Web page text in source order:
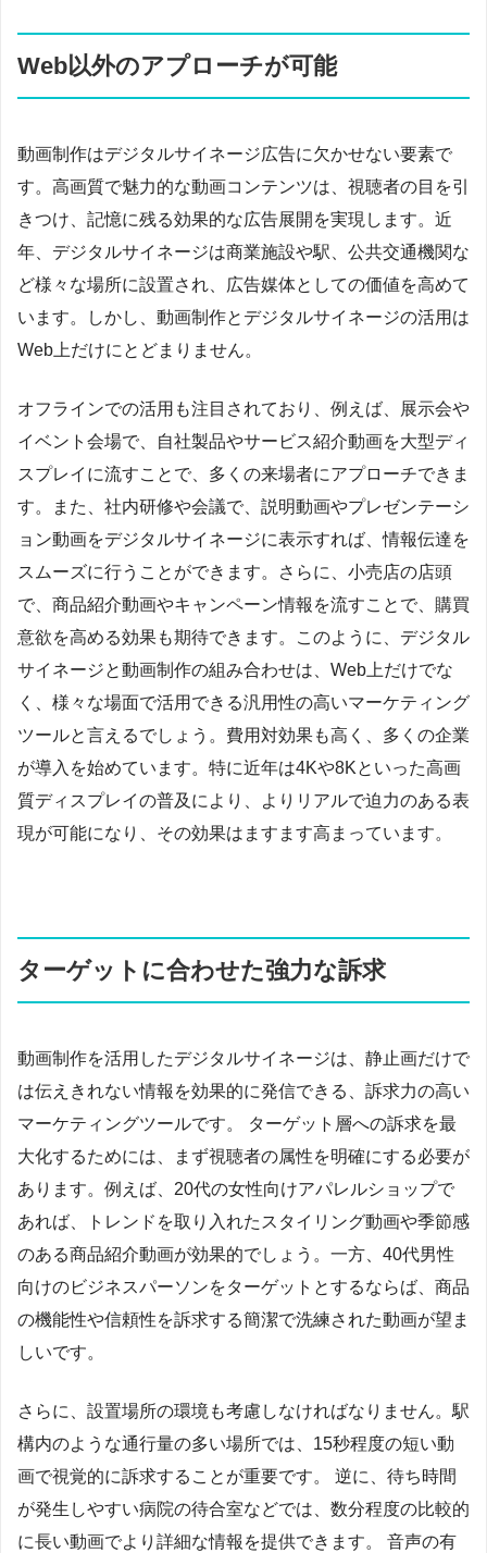
Web以外のアプローチが可能
動画制作はデジタルサイネージ広告に欠かせない要素で
す。高画質で魅力的な動画コンテンツは、視聴者の目を引
きつけ、記憶に残る効果的な広告展開を実現します。近
年、デジタルサイネージは商業施設や駅、公共交通機関な
ど様々な場所に設置され、広告媒体としての価値を高めて
います。しかし、動画制作とデジタルサイネージの活用は
Web上だけにとどまりません。
オフラインでの活用も注目されており、例えば、展示会や
イベント会場で、自社製品やサービス紹介動画を大型ディ
スプレイに流すことで、多くの来場者にアプローチできま
す。また、社内研修や会議で、説明動画やプレゼンテーシ
ョン動画をデジタルサイネージに表示すれば、情報伝達を
スムーズに行うことができます。さらに、小売店の店頭
で、商品紹介動画やキャンペーン情報を流すことで、購買
意欲を高める効果も期待できます。このように、デジタル
サイネージと動画制作の組み合わせは、Web上だけでな
く、様々な場面で活用できる汎用性の高いマーケティング
ツールと言えるでしょう。費用対効果も高く、多くの企業
が導入を始めています。特に近年は4Kや8Kといった高画
質ディスプレイの普及により、よりリアルで迫力のある表
現が可能になり、その効果はますます高まっています。
ターゲットに合わせた強力な訴求
動画制作を活用したデジタルサイネージは、静止画だけで
は伝えきれない情報を効果的に発信できる、訴求力の高い
マーケティングツールです。 ターゲット層への訴求を最
大化するためには、まず視聴者の属性を明確にする必要が
あります。例えば、20代の女性向けアパレルショップで
あれば、トレンドを取り入れたスタイリング動画や季節感
のある商品紹介動画が効果的でしょう。一方、40代男性
向けのビジネスパーソンをターゲットとするならば、商品
の機能性や信頼性を訴求する簡潔で洗練された動画が望ま
しいです。
さらに、設置場所の環境も考慮しなければなりません。駅
構内のような通行量の多い場所では、15秒程度の短い動
画で視覚的に訴求することが重要です。 逆に、待ち時間
が発生しやすい病院の待合室などでは、数分程度の比較的
に長い動画でより詳細な情報を提供できます。 音声の有